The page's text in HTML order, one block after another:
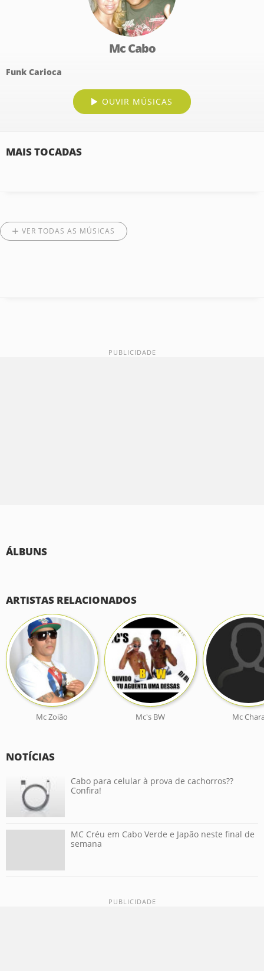
Mc Cabo
Funk Carioca
OUVIR MÚSICAS
MAIS TOCADAS
VER TODAS AS MÚSICAS
ÁLBUNS
ARTISTAS RELACIONADOS
Mc Zoião Mc's BW Mc
NOTÍCIAS
Cabo para celular à prova de cachorros??
Confira!
MC Créu em Cabo Verde e Japão neste final de
semana